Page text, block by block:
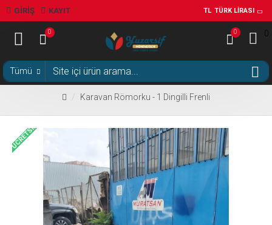
GIRIŞ KAYIT TL TÜRK LIRASI
0 0 0
Tümü
Karavan Römorku - 1 Dingilli Frenli
ÜCRETSIZ